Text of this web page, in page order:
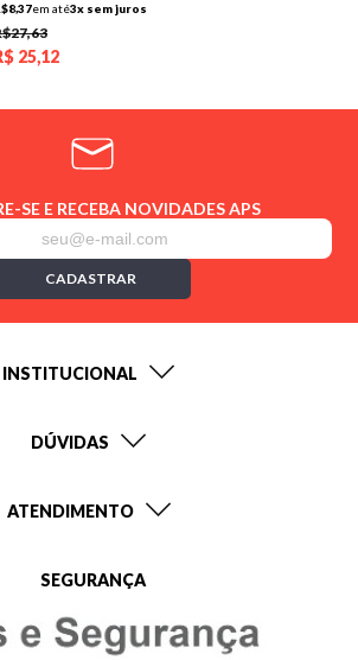
em até3x sem juros
25,12
SE E RECEBA NOVIDADES APS
CADASTRAR
INSTITUCIONAL
DÚVIDAS
ATENDIMENTO
SEGURANÇA